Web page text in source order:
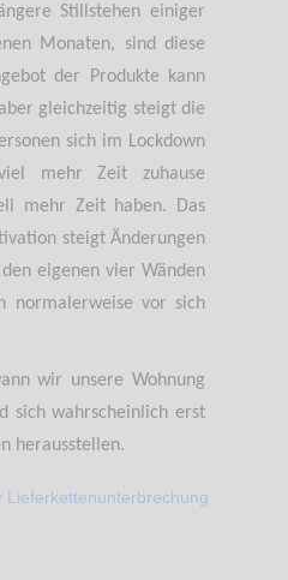
Stillstehen einiger
Monaten, sind diese
der Produkte kann
gleichzeitig steigt die
sich im Lockdown
mehr Zeit zuhause
mehr Zeit haben. Das
steigt Änderungen
eigenen vier Wänden
normalerweise vor sich
wir unsere Wohnung
sich wahrscheinlich erst
herausstellen.
Lieferkettenunterbrechung